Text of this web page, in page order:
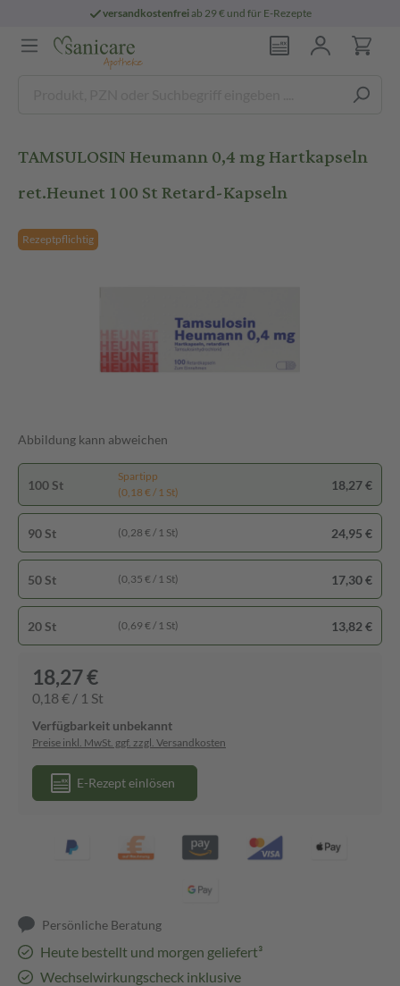
versandkostenfreiab 29 € und für E-Rezepte
TAMSULOSIN Heumann 0,4 mg Hartkapseln
ret.Heunet 100 St Retard-Kapseln
Rezeptpflichtig
Abbildung kann abweichen
100 St
Spartipp
(0,18 € / 1 St)
18,27 €
90 St (0,28 € / 1 St) 24,95 €
50 St (0,35 € / 1 St) 17,30 €
20 St (0,69 € / 1 St) 13,82 €
18,27 €
0,18 € / 1 St
Verfügbarkeit unbekannt
Preise inkl. MwSt. ggf. zzgl. Versandkosten
E-Rezept einlösen
Persönliche Beratung
Heute bestellt und morgen geliefert³
Wechselwirkungscheck inklusive